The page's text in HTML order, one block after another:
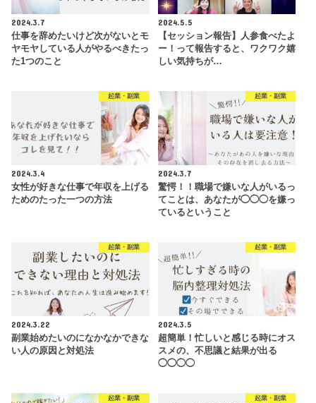
2024.3.7
仕事を辞めたいけど次がないとモ
ヤモヤしている人がやるべきたっ
た1つのこと
2024.5.5
【セッション報告】人参食べたよ
ー！って報告すると、ワクワク嬉
しい気持ちが…
起業・副業
2024.3.4
女性が好きな仕事で年収を上げる
ためのたった一つの方法
起業・副業
2024.3.7
驚愕！！職場で嫌いな人がいるっ
てことは、あなたが◯◯◯を嫌っ
ているということ
起業・副業
2024.3.22
副業始めたいのになかなかできな
い人の原因と対処法
起業・副業
2024.3.5
超簡単！忙しいと感じる時にオス
スメの、不思議と結果が出る
◯◯◯◯
起業・副業 起業・副業